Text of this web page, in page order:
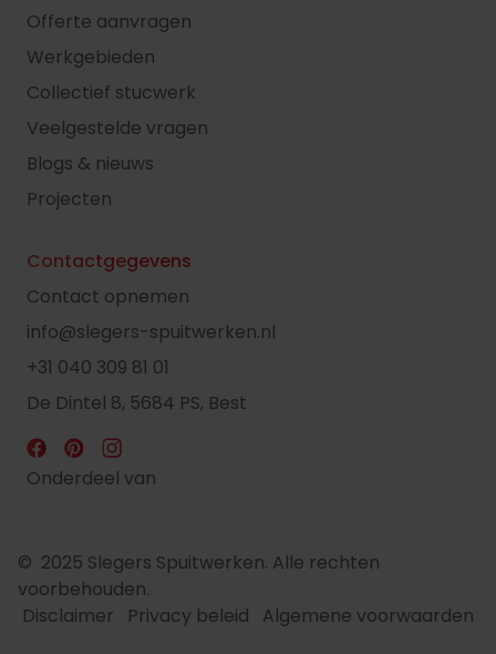
Offerte aanvragen
Werkgebieden
Collectief stucwerk
Veelgestelde vragen
Blogs & nieuws
Projecten
Contactgegevens
Contact opnemen
info@slegers-spuitwerken.nl
+31 040 309 81 01
De Dintel 8, 5684 PS, Best
Onderdeel van
© 2025 Slegers Spuitwerken. Alle rechten
voorbehouden.
Disclaimer
Privacy beleid Algemene voorwaarden